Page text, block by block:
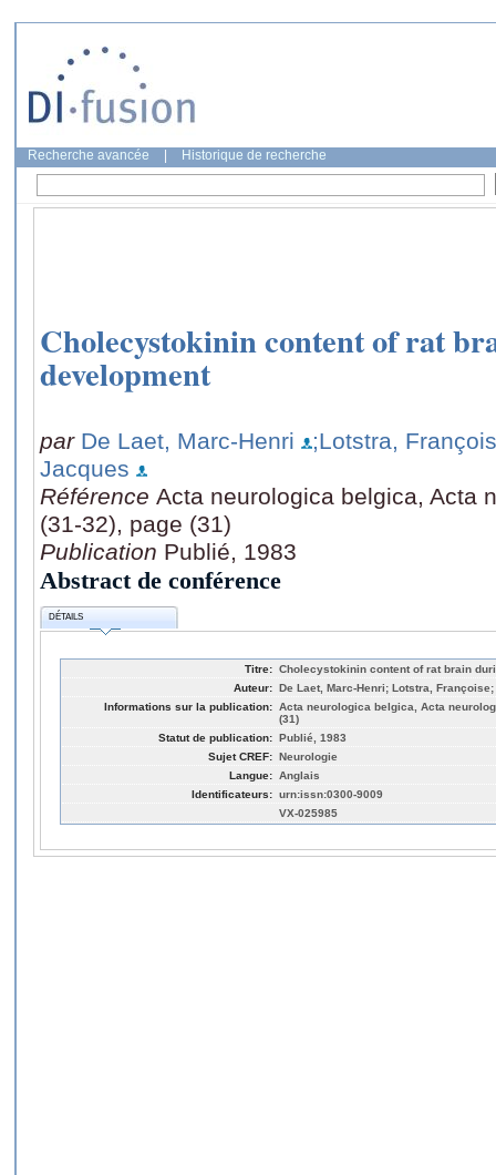
Recherche avancée Historique de recherche
Cholecystokinin content of rat
development
par De Laet, Marc-Henri
;Lotstra,
Jacques
Référence Acta neurologica belgica, Acta
(31-32), page (31)
Publication Publié, 1983
Abstract de conférence
DÉTAILS
Titre: Cholecystokinin content of rat brain
Auteur: De Laet, Marc-Henri; Lotstra,
Informations sur la publication: Acta neurologica belgica, Acta
(31)
Statut de publication: Publié, 1983
Sujet CREF: Neurologie
Langue: Anglais
Identificateurs: urn:issn:0300-9009
VX-025985